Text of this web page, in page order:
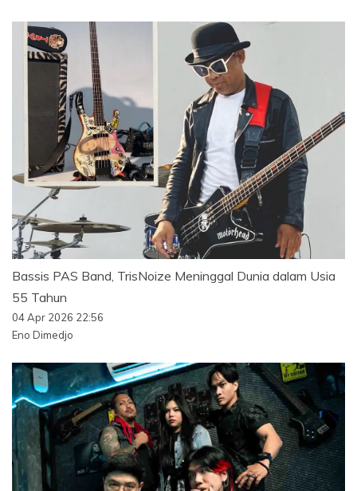
Bassis PAS Band, TrisNoize Meninggal Dunia dalam Usia
55 Tahun
04 Apr 2026 22:56
Eno Dimedjo